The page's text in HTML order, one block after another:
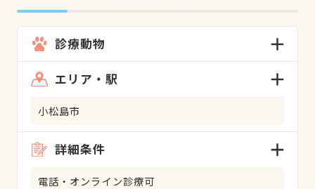
診療動物
エリア・駅
小松島市
詳細条件
電話・オンライン診療可